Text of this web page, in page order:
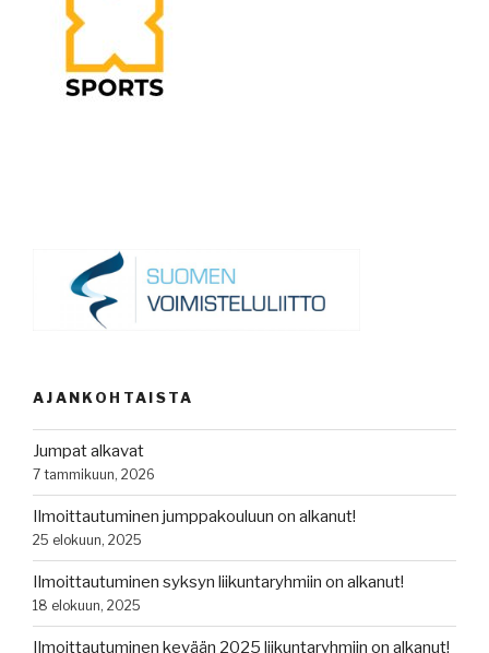
AJANKOHTAISTA
Jumpat alkavat
7 tammikuun, 2026
Ilmoittautuminen jumppakouluun on alkanut!
25 elokuun, 2025
Ilmoittautuminen syksyn liikuntaryhmiin on alkanut!
18 elokuun, 2025
Ilmoittautuminen kevään 2025 liikuntaryhmiin on alkanut!